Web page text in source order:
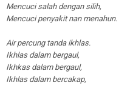
Mencuci salah dengan silih,
Mencuci penyakit nan menahun.
Air percung tanda ikhlas.
Ikhlas dalam bergaul,
Ikhkas dalam bergaul,
Ikhlas dalam bercakap,